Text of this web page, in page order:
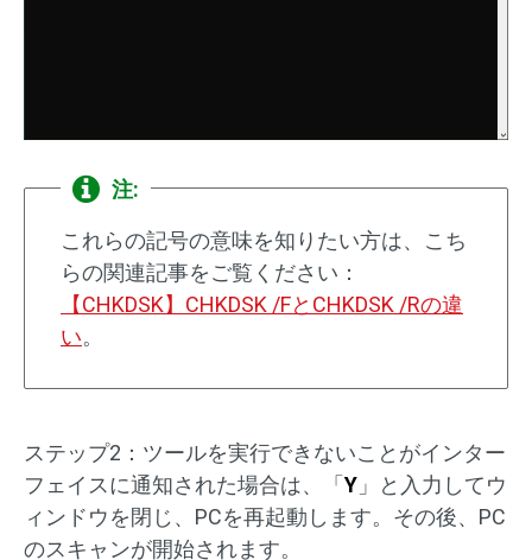
注:
これらの記号の意味を知りたい方は、こち
らの関連記事をご覧ください：
【CHKDSK】CHKDSK /FとCHKDSK /Rの違
い。
ステップ2：ツールを実行できないことがインター
フェイスに通知された場合は、「Y 」と入力してウ
ィンドウを閉じ、PCを再起動します。その後、PC
のスキャンが開始されます。